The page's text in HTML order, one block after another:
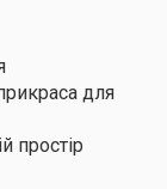
для
простір